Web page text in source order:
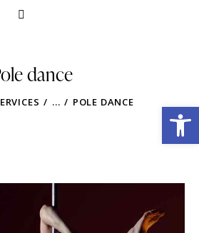
Obre la barra d'eines
dance
... POLE DANCE